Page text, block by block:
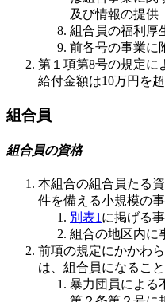
及び情報の提供
組合員の福利厚
前各号の事業に
第１項第8号の規定に
給付金額は10万円を
組合員
組合員の資格
本組合の組合員たる
件を備える小規模の事
別表1 に掲げる
組合の地区内に
前項の規定にかかわ
は、組合員になること
暴力団員による